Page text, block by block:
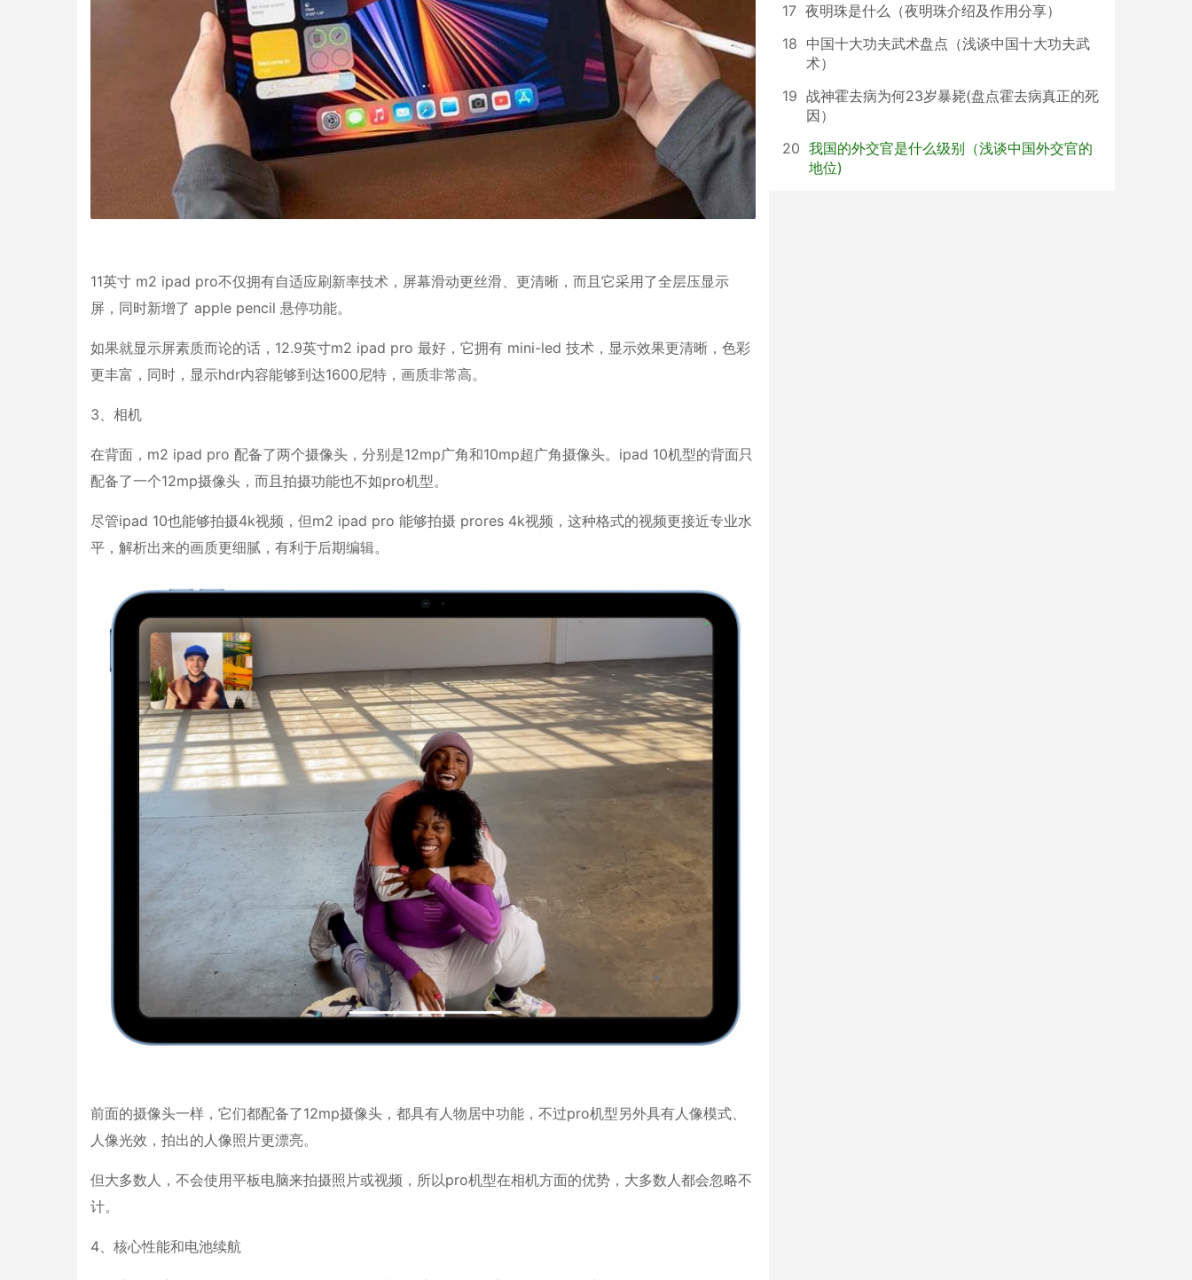
11英寸 m2 ipad pro不仅拥有自适应刷新率技术，屏幕滑动更丝滑、更清晰，而且它采用了全层压显示
屏，同时新增了 apple pencil 悬停功能。
如果就显示屏素质而论的话，12.9英寸m2 ipad pro 最好，它拥有 mini-led 技术，显示效果更清晰，色彩
更丰富，同时，显示hdr内容能够到达1600尼特，画质非常高。
3、相机
在背面，m2 ipad pro 配备了两个摄像头，分别是12mp广角和10mp超广角摄像头。ipad 10机型的背面只
配备了一个12mp摄像头，而且拍摄功能也不如pro机型。
尽管ipad 10也能够拍摄4k视频，但m2 ipad pro 能够拍摄 prores 4k视频，这种格式的视频更接近专业水
平，解析出来的画质更细腻，有利于后期编辑。
前面的摄像头一样，它们都配备了12mp摄像头，都具有人物居中功能，不过pro机型另外具有人像模式、
人像光效，拍出的人像照片更漂亮。
但大多数人，不会使用平板电脑来拍摄照片或视频，所以pro机型在相机方面的优势，大多数人都会忽略不
计。
4、核心性能和电池续航
17 夜明珠是什么（夜明珠介绍及作用分享）
18 中国十大功夫武术盘点（浅谈中国十大功夫武
术）
19 战神霍去病为何23岁暴毙(盘点霍去病真正的死
因）
20 我国的外交官是什么级别（浅谈中国外交官的
地位)